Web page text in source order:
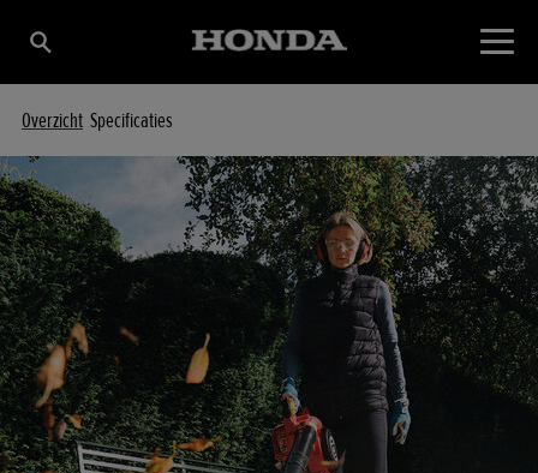
Overzicht Specificaties